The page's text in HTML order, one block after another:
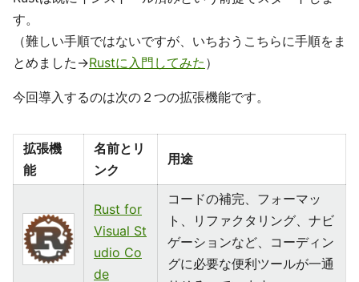
す。
（難しい手順ではないですが、いちおうこちらに手順をま
とめました→Rustに入門してみた ）
今回導入するのは次の２つの拡張機能です。
拡張機
能
名前とリ
ンク
用途
Rust for
Visual St
udio Co
de
コードの補完、フォーマッ
ト、リファクタリング、ナビ
ゲーションなど、コーディン
グに必要な便利ツールが一通